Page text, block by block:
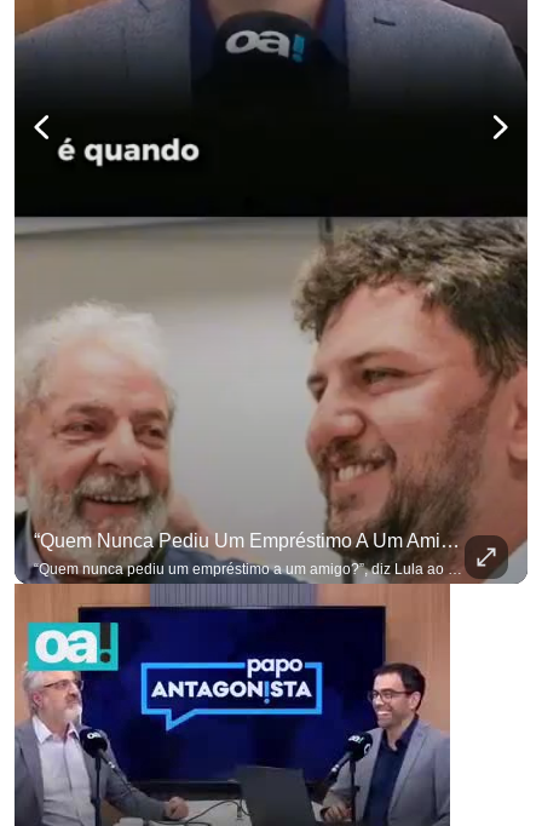
“Quem Nunca Pediu Um Empréstimo A Um Amigo?”, Diz Lula Ao Defender Seu Ex-Chefe De Gabinete
“Quem nunca pediu um empréstimo a um amigo?”, diz Lula ao defender seu ex-chefe de gabinete Marcola, que recebeu R$ 249 mil de uma empresa ligada a uma amiga de Lulinha. #OAntagonista Se você busca informação com credibilidade, inscreva-se agora e ative o
para não perder nenhuma